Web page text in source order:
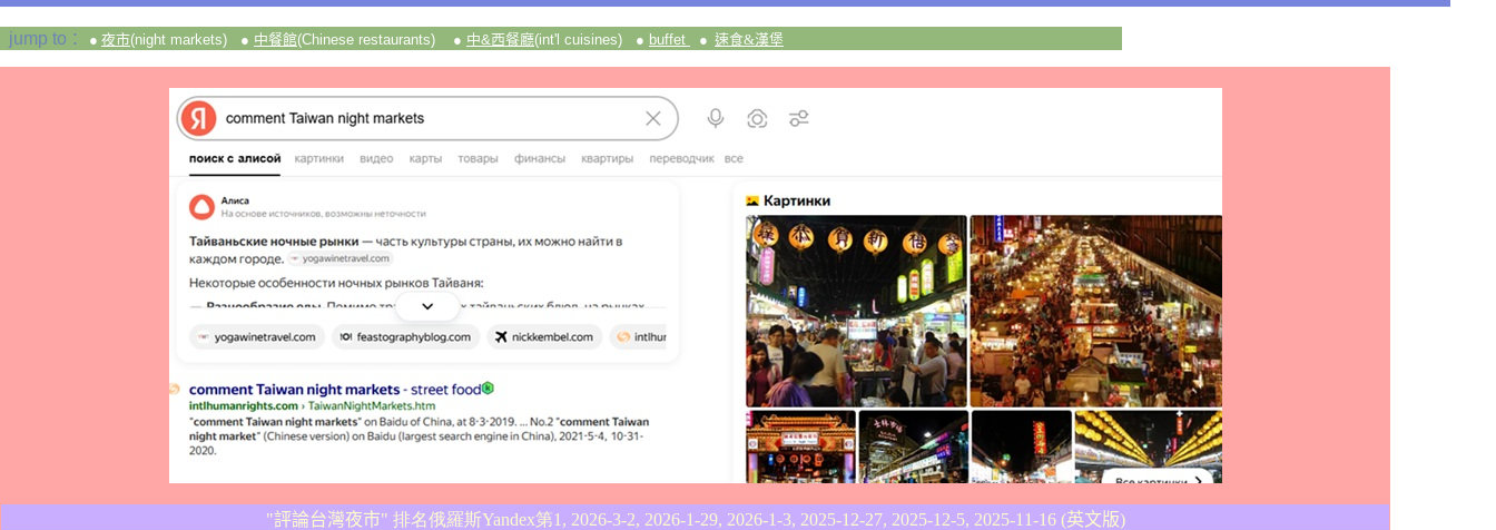
jump to : ● 夜市(night markets) ● 中餐館(Chinese restaurants) ● 中&西餐廳(int'l cuisines) ● buffet ● 速食&漢堡
"評論台灣夜市" 排名俄羅斯Yandex第1, 2026-3-2, 2026-1-29, 2026-1-3, 2025-12-27, 2025-12-5, 2025-11-16 (英文版)